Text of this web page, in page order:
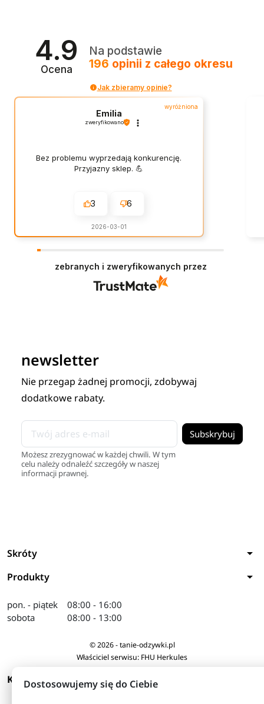
4.9
Ocena
Na podstawie
196 opinii z całego okresu
Jak zbieramy opinie?
wyróżniona
Emilia
zweryfikowano
Bez problemu wyprzedają konkurencję.
Przyjazny sklep. 💪
3 6
2026-03-01
zebranych i zweryfikowanych przez
newsletter
Nie przegap żadnej promocji, zdobywaj
dodatkowe rabaty.
Możesz zrezygnować w każdej chwili. W tym
celu należy odnaleźć szczegóły w naszej
informacji prawnej.
Skróty arrow_drop_down
Produkty arrow_drop_down
pon. - piątek
sobota
08:00 - 16:00
08:00 - 13:00
© 2026 - tanie-odzywki.pl
Właściciel serwisu: FHU Herkules
KONTAKT
Dostosowujemy się do Ciebie